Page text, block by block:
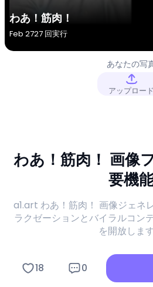
わあ！筋肉！
Feb 2727 回実行
あなたの写
アップロード
わあ！筋肉！ 画像
要機
a1.art わあ！筋肉！ 画像ジェネ
ラクゼーションとバイラルコン
を開放します
18 0